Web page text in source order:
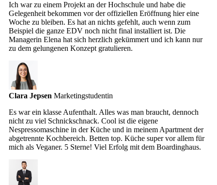
Ich war zu einem Projekt an der Hochschule und habe die
Gelegenheit bekommen vor der offiziellen Eröffnung hier eine
Woche zu bleiben. Es hat an nichts gefehlt, auch wenn zum
Beispiel die ganze EDV noch nicht final installiert ist. Die
Managerin Elena hat sich herzlich gekümmert und ich kann nur
zu dem gelungenen Konzept gratulieren.
Clara Jepsen Marketingstudentin
Es war ein klasse Aufenthalt. Alles was man braucht, dennoch
nicht zu viel Schnickschnack. Cool ist die eigene
Nespressomaschine in der Küche und in meinem Apartment der
abgetrennte Kochbereich. Betten top. Küche super vor allem für
mich als Veganer. 5 Sterne! Viel Erfolg mit dem Boardinghaus.